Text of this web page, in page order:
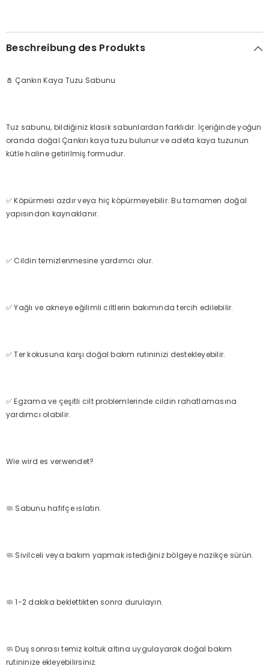
Beschreibung des Produkts
🧂 Çankırı Kaya Tuzu Sabunu
Tuz sabunu, bildiğiniz klasik sabunlardan farklıdır. İçeriğinde yoğun
oranda doğal Çankırı kaya tuzu bulunur ve adeta kaya tuzunun
kütle haline getirilmiş formudur.
✅ Köpürmesi azdır veya hiç köpürmeyebilir. Bu tamamen doğal
yapısından kaynaklanır.
✅ Cildin temizlenmesine yardımcı olur.
✅ Yağlı ve akneye eğilimli ciltlerin bakımında tercih edilebilir.
✅ Ter kokusuna karşı doğal bakım rutininizi destekleyebilir.
✅ Egzama ve çeşitli cilt problemlerinde cildin rahatlamasına
yardımcı olabilir.
Wie wird es verwendet?
🧼 Sabunu hafifçe ıslatın.
🧼 Sivilceli veya bakım yapmak istediğiniz bölgeye nazikçe sürün.
🧼 1-2 dakika beklettikten sonra durulayın.
🧼 Duş sonrası temiz koltuk altına uygulayarak doğal bakım
rutininize ekleyebilirsiniz.